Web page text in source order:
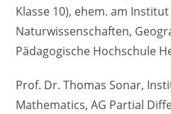
Klasse 10), ehem. am
Naturwissenschaften,
Pädagogische Hochschule
Prof. Dr. Thomas Sonar,
Mathematics, AG Partial